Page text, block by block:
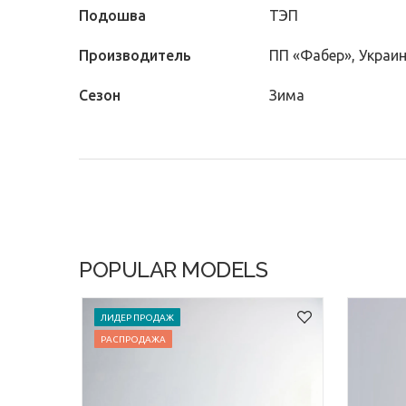
Подошва ТЭП
Производитель ПП «Фабер»,
Сезон Зима
POPULAR MODELS
ЛИДЕР ПРОДАЖ
РАСПРОДАЖА